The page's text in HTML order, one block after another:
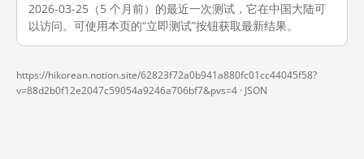
2026-03-25（5 个月前）的最近一次测试，它在中国大陆可
以访问。可使用本页的“立即测试”按钮获取最新结果。
https://hikorean.notion.site/62823f72a0b941a880fc01cc44045f58?
v=88d2b0f12e2047c59054a9246a706bf7&pvs=4 · JSON